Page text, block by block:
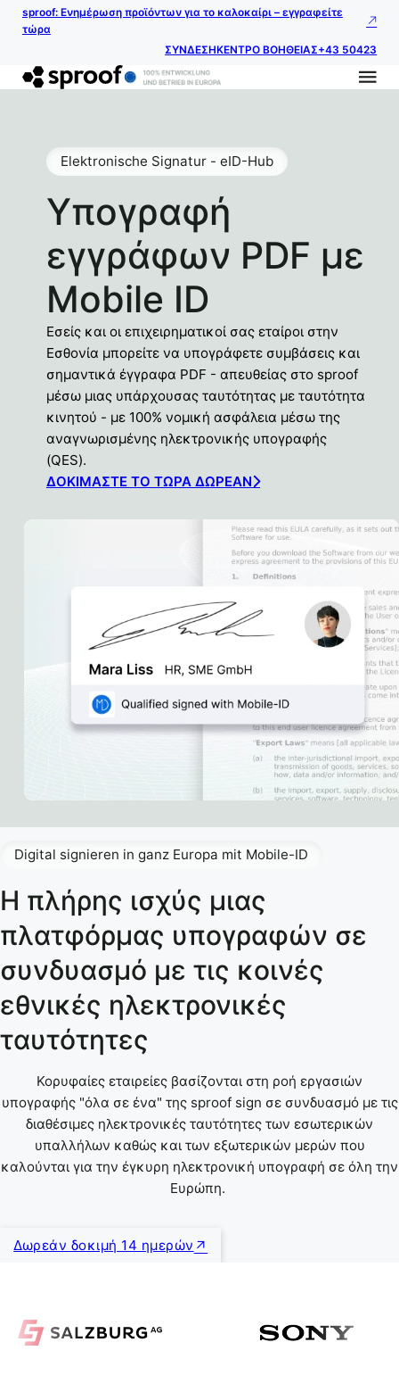
sproof: Ενημέρωση προϊόντων για το καλοκαίρι – εγγραφείτε
τώρα
ΣΥΝΔΕΣΗΚΕΝΤΡΟ ΒΟΗΘΕΙΑΣ+43 50423
Υπογραφή
εγγράφων PDF με
Mobile ID
Elektronische Signatur - eID-Hub
Εσείς και οι επιχειρηματικοί σας εταίροι στην
Εσθονία μπορείτε να υπογράφετε συμβάσεις και
σημαντικά έγγραφα PDF - απευθείας στο sproof
μέσω μιας υπάρχουσας ταυτότητας με ταυτότητα
κινητού - με 100% νομική ασφάλεια μέσω της
αναγνωρισμένης ηλεκτρονικής υπογραφής
(QES).
ΔΟΚΙΜΆΣΤΕ ΤΟ ΤΏΡΑ ΔΩΡΕΆΝ
Η πλήρης ισχύς μιας
πλατφόρμας υπογραφών σε
συνδυασμό με τις κοινές
εθνικές ηλεκτρονικές
ταυτότητες
Κορυφαίες εταιρείες βασίζονται στη ροή εργασιών
υπογραφής "όλα σε ένα" της sproof sign σε συνδυασμό με τις
διαθέσιμες ηλεκτρονικές ταυτότητες των εσωτερικών
υπαλλήλων καθώς και των εξωτερικών μερών που
καλούνται για την έγκυρη ηλεκτρονική υπογραφή σε όλη την
Ευρώπη.
Digital signieren in ganz Europa mit Mobile-ID
Δωρεάν δοκιμή 14 ημερών